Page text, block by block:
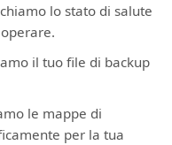
lo stato di salute
il tuo file di backup
le mappe di
per la tua